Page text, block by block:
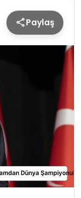
Paylaş